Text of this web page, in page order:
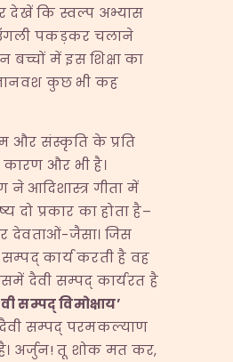
कि स्वल्प अभ्यास
पकड़कर चलाने
बच्चों में इस शिक्षा का
कुछ भी कह
और संस्कृति के प्रति
और भी है।
ने आदिशास्त्र गीता में
दो प्रकार का होता है–
देवताओं-जैसा। जिस
कार्य करती है वह
दैवी सम्पद् कार्यरत है
सम्पद् विमोक्षाय’
दैवी सम्पद् परमकल्याण
अर्जुन! तू शोक मत कर,